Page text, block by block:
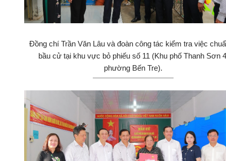
Đồng chí Trần Văn Lâu và đoàn công tác kiểm tra việc
bầu cử tại khu vực bỏ phiếu số 11 (Khu phố Thanh Sơn
phường Bến Tre).